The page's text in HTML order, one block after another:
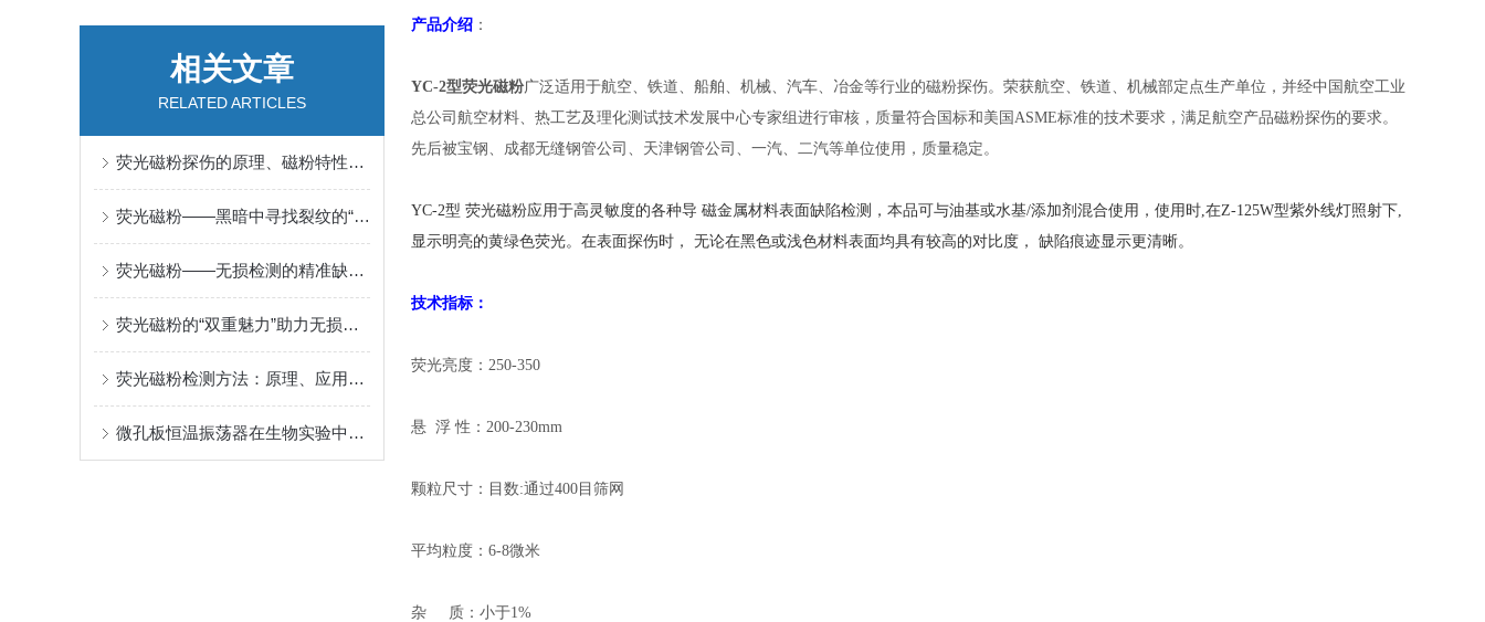
相关文章
RELATED ARTICLES
荧光磁粉探伤的原理、磁粉特性与承压设备无损检测应用
荧光磁粉——黑暗中寻找裂纹的“绿色灯塔”
荧光磁粉——无损检测的精准缺陷识别材料
荧光磁粉的“双重魅力”助力无损探伤
荧光磁粉检测方法：原理、应用和优势的综述
微孔板恒温振荡器在生物实验中的应用与技术优势
产品介绍 ：
YC-2型荧光磁粉广泛适用于航空、铁道、船舶、机械、汽车、冶金等行业的磁粉探伤。 荣获航空、铁道、机械部定点生产单位，并经中国航空工业
总公司航空材料、热工艺及理化测试技术发展中心专家组进行审核，质量符合国标和美国ASME标准的技术要求，满足航空产品磁粉探伤的要求。
先后被宝钢、成都无缝钢管公司、天津钢管公司、一汽、二汽等单位使用，质量稳定。
YC-2型 荧光磁粉应用于高灵敏度的各种导 磁金属材料表面缺陷检测，本品可与油基或水基/添加剂混合使用，使用时,在Z-125W型紫外线灯照射下,
显示明亮的黄绿色荧光。在表面探伤时， 无论在黑色或浅色材料表面均具有较高的对比度， 缺陷痕迹显示更清晰。
技术指标 ：
荧光亮度：250-350
悬 浮 性：200-230mm
颗粒尺寸：目数:通过400目筛网
平均粒度：6-8微米
杂 质：小于1%